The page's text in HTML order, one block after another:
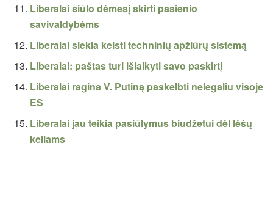
Liberalai siūlo dėmesį skirti pasienio
savivaldybėms
Liberalai siekia keisti techninių apžiūrų sistemą
Liberalai: paštas turi išlaikyti savo paskirtį
Liberalai ragina V. Putiną paskelbti nelegaliu visoje
ES
Liberalai jau teikia pasiūlymus biudžetui dėl lėšų
keliams